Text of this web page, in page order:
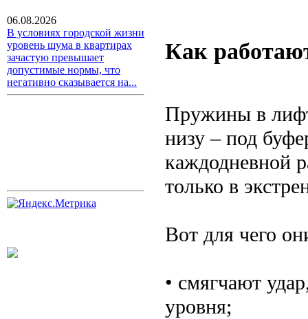
06.08.2026
В условиях городской жизни
уровень шума в квартирах
зачастую превышает
допустимые нормы, что
негативно сказывается на...
Как
Пружины в
низу – под
каждодневной
только в
Вот для чего
• смягчают
уровня;